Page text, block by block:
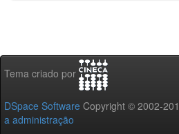
Tema criado por
DSpace Software Copyright © 2002-
a administração